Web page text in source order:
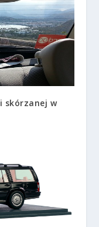
skórzanej w